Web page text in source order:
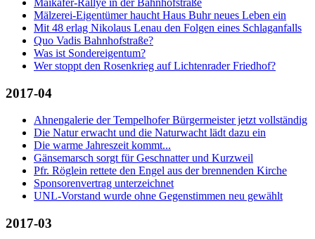
Mälzerei-Eigentümer haucht Haus Buhr neues Leben ein
Mit 48 erlag Nikolaus Lenau den Folgen eines Schlaganfalls
Quo Vadis Bahnhofstraße?
Was ist Sondereigentum?
Wer stoppt den Rosenkrieg auf Lichtenrader Friedhof?
2017-04
Ahnengalerie der Tempelhofer Bürgermeister jetzt vollständig
Die Natur erwacht und die Naturwacht lädt dazu ein
Die warme Jahreszeit kommt...
Gänsemarsch sorgt für Geschnatter und Kurzweil
Pfr. Röglein rettete den Engel aus der brennenden Kirche
Sponsorenvertrag unterzeichnet
UNL-Vorstand wurde ohne Gegenstimmen neu gewählt
2017-03